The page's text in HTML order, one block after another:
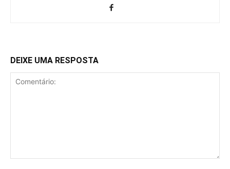
DEIXE UMA RESPOSTA